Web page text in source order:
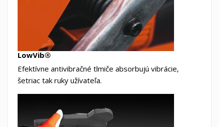
LowVib®
Efektívne antivibračné tlmiče absorbujú vibrácie,
šetriac tak ruky užívateľa.